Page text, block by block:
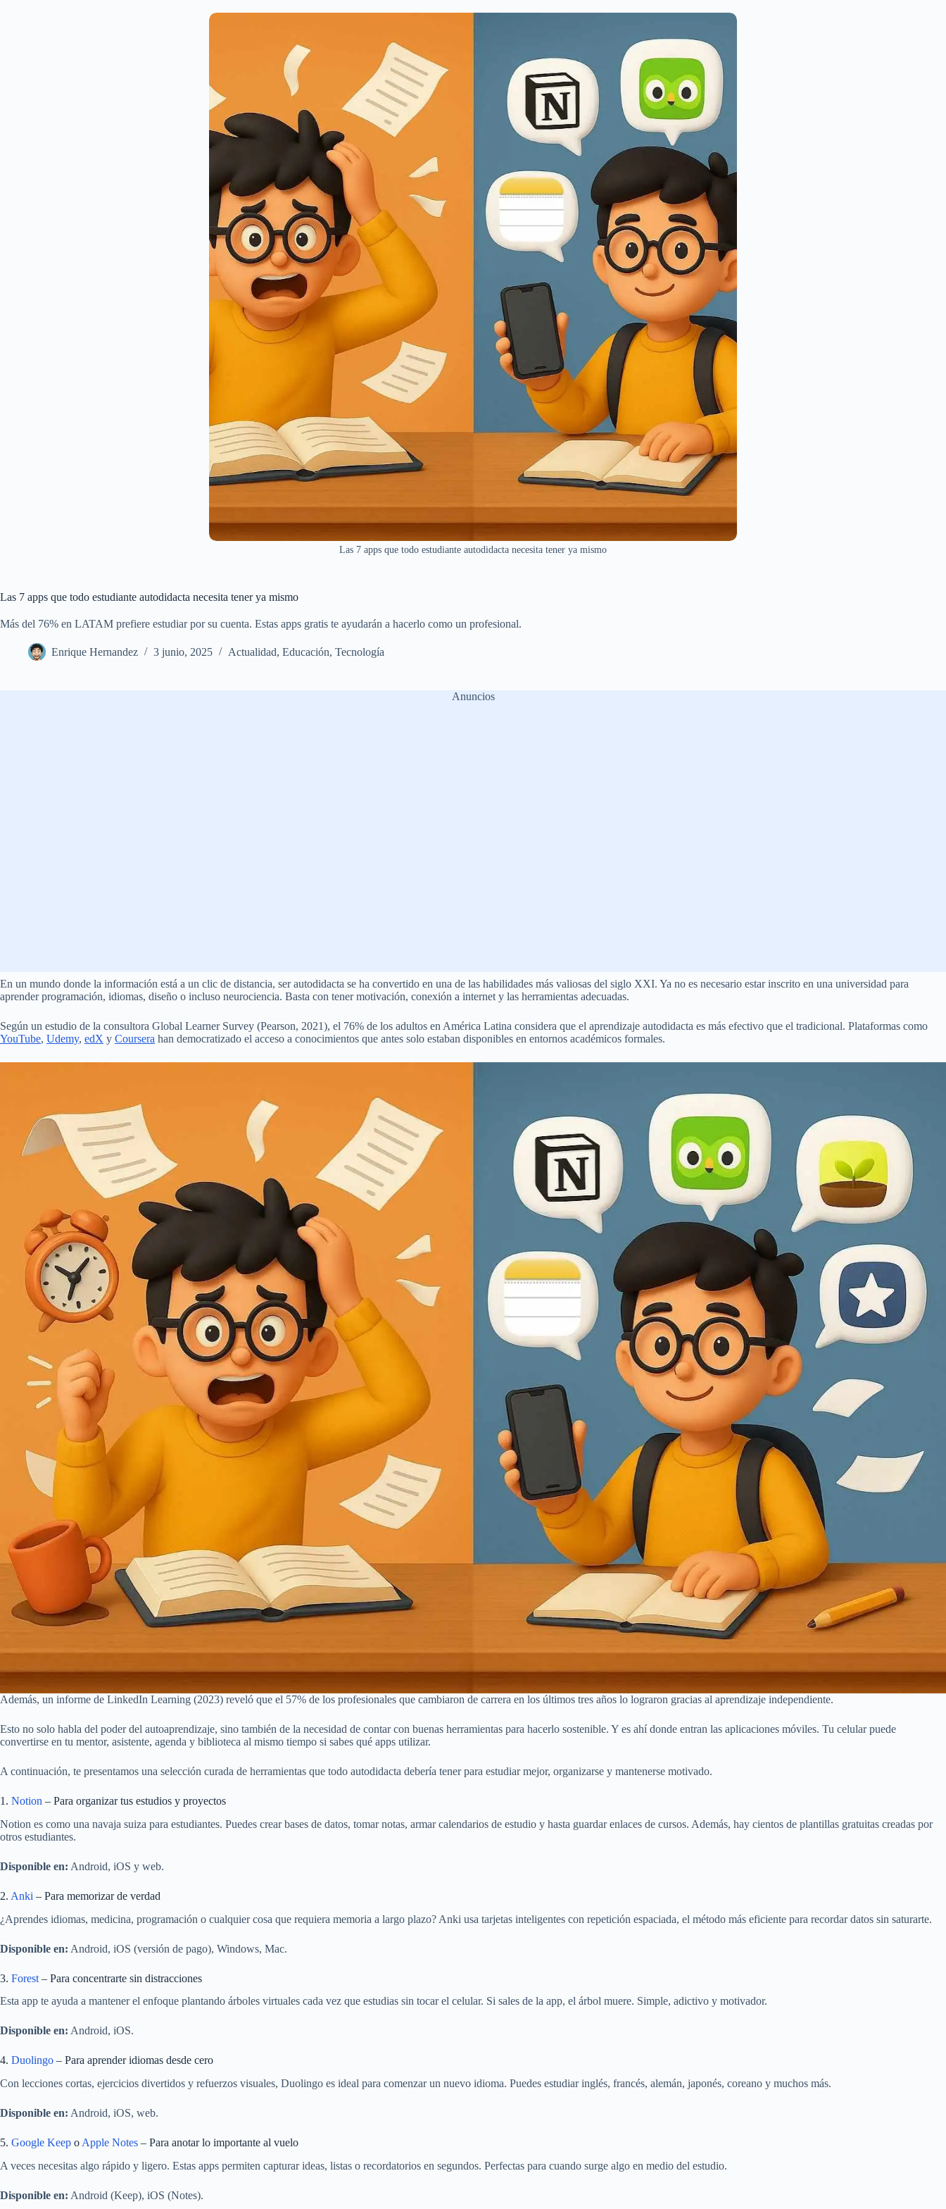
Las 7 apps que todo estudiante autodidacta necesita tener ya mismo
Las 7 apps que todo estudiante autodidacta necesita tener ya mismo
Más del 76% en LATAM prefiere estudiar por su cuenta. Estas apps gratis te ayudarán a hacerlo como un profesional.
Enrique Hernandez 3 junio, 2025 Actualidad, Educación, Tecnología
Anuncios
En un mundo donde la información está a un clic de distancia, ser autodidacta se ha convertido en una de las habilidades más valiosas del siglo XXI. Ya no es necesario estar inscrito en una universidad para
aprender programación, idiomas, diseño o incluso neurociencia. Basta con tener motivación, conexión a internet y las herramientas adecuadas.
Según un estudio de la consultora Global Learner Survey (Pearson, 2021), el 76% de los adultos en América Latina considera que el aprendizaje autodidacta es más efectivo que el tradicional. Plataformas como
YouTube, Udemy, edX y Coursera han democratizado el acceso a conocimientos que antes solo estaban disponibles en entornos académicos formales.
Además, un informe de LinkedIn Learning (2023) reveló que el 57% de los profesionales que cambiaron de carrera en los últimos tres años lo lograron gracias al aprendizaje independiente.
Esto no solo habla del poder del autoaprendizaje, sino también de la necesidad de contar con buenas herramientas para hacerlo sostenible. Y es ahí donde entran las aplicaciones móviles. Tu celular puede
convertirse en tu mentor, asistente, agenda y biblioteca al mismo tiempo si sabes qué apps utilizar.
A continuación, te presentamos una selección curada de herramientas que todo autodidacta debería tener para estudiar mejor, organizarse y mantenerse motivado.
1. Notion – Para organizar tus estudios y proyectos
Notion es como una navaja suiza para estudiantes. Puedes crear bases de datos, tomar notas, armar calendarios de estudio y hasta guardar enlaces de cursos. Además, hay cientos de plantillas gratuitas creadas por
otros estudiantes.
Disponible en: Android, iOS y web.
2. Anki – Para memorizar de verdad
¿Aprendes idiomas, medicina, programación o cualquier cosa que requiera memoria a largo plazo? Anki usa tarjetas inteligentes con repetición espaciada, el método más eficiente para recordar datos sin saturarte.
Disponible en: Android, iOS (versión de pago), Windows, Mac.
3. Forest – Para concentrarte sin distracciones
Esta app te ayuda a mantener el enfoque plantando árboles virtuales cada vez que estudias sin tocar el celular. Si sales de la app, el árbol muere. Simple, adictivo y motivador.
Disponible en: Android, iOS.
4. Duolingo – Para aprender idiomas desde cero
Con lecciones cortas, ejercicios divertidos y refuerzos visuales, Duolingo es ideal para comenzar un nuevo idioma. Puedes estudiar inglés, francés, alemán, japonés, coreano y muchos más.
Disponible en: Android, iOS, web.
5. Google Keep o Apple Notes – Para anotar lo importante al vuelo
A veces necesitas algo rápido y ligero. Estas apps permiten capturar ideas, listas o recordatorios en segundos. Perfectas para cuando surge algo en medio del estudio.
Disponible en: Android (Keep), iOS (Notes).